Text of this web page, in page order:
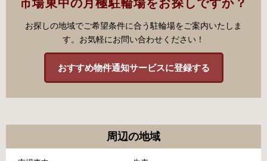
市場東中の月極駐輪場をお探しですか？
お探しの地域でご希望条件に合う駐輪場をご案内いたしま
す。お気軽にお問い合わせください！
おすすめ物件通知サービスに登録する
周辺の地域